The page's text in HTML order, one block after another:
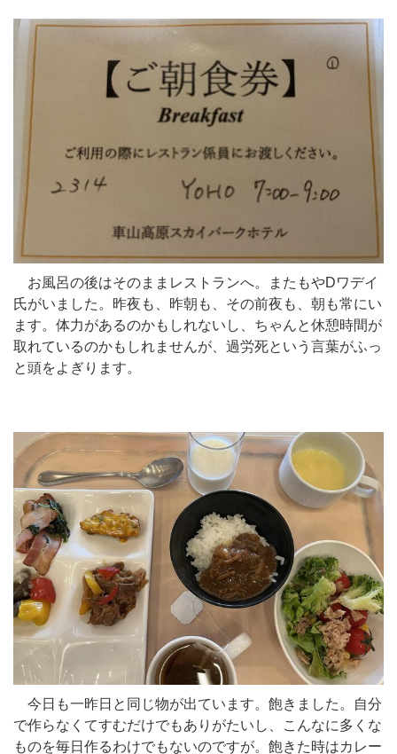
お風呂の後はそのままレストランへ。またもやDワデイ
氏がいました。昨夜も、昨朝も、その前夜も、朝も常にい
ます。体力があるのかもしれないし、ちゃんと休憩時間が
取れているのかもしれませんが、過労死という言葉がふっ
と頭をよぎります。
今日も一昨日と同じ物が出ています。飽きました。自分
で作らなくてすむだけでもありがたいし、こんなに多くな
ものを毎日作るわけでもないのですが。飽きた時はカレー